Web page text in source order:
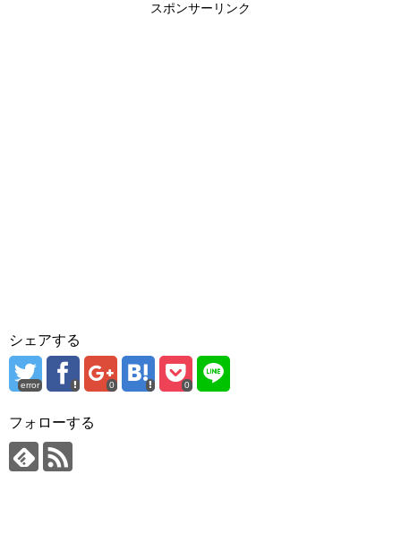
スポンサーリンク
シェアする
error 0 0
フォローする